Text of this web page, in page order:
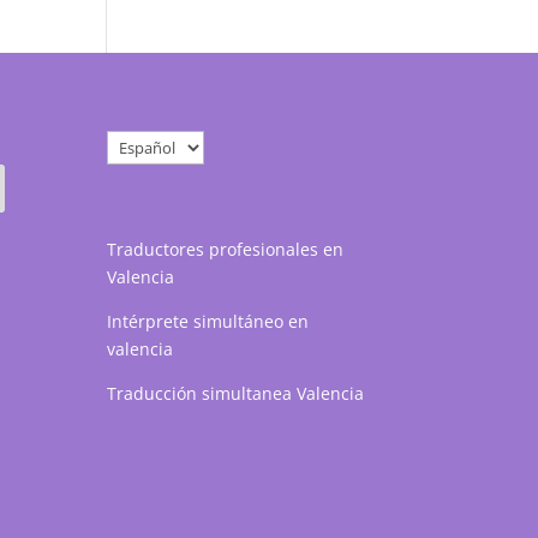
Elegir
un
Traductores profesionales en
Valencia
Intérprete simultáneo en
valencia
Traducción simultanea Valencia